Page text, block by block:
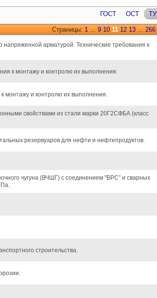
ГОСТ ОСТ ТУ
Страницы: 1 ... 9 10 11 12 13 ... 266
арматурой. Технические требования к
к монтажу и контролю их выполнения.
монтажу и контролю их выполнения.
свойствами из стали марки 20Г2СФБА (класс
резервуаров для нефти и нефтепродуктов.
чугуна (ВЧШГ) с соединением "ВРС" и сварных
строительства.